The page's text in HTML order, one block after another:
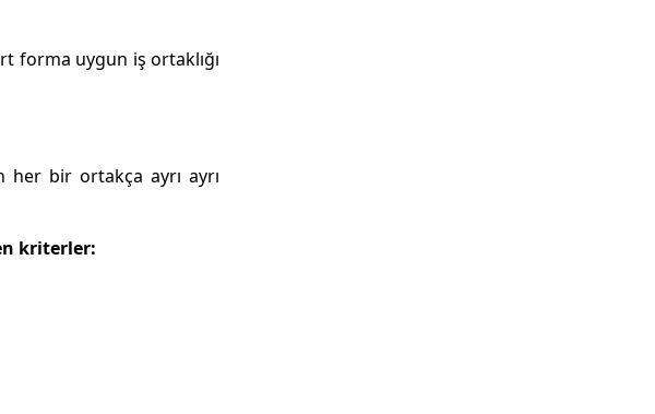
forma uygun iş ortaklığı
her bir ortakça ayrı ayrı
kriterler: